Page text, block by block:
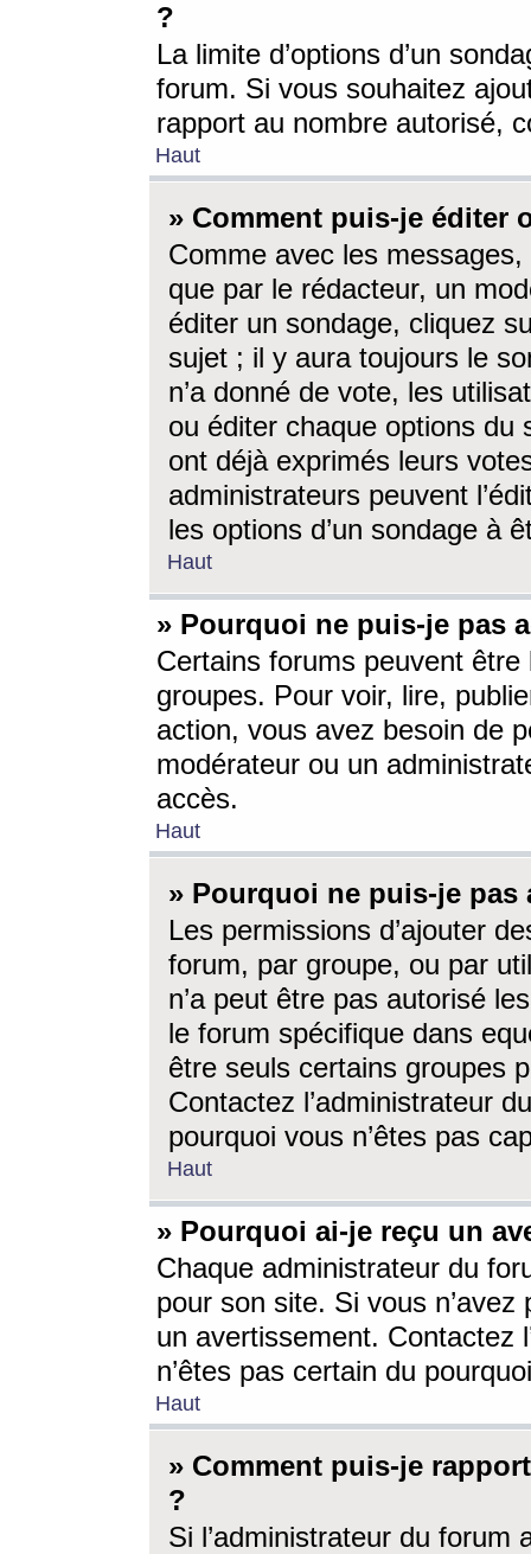
?
La limite d’options d’un
forum. Si vous souhaitez
rapport au nombre autorisé,
Haut
» Comment puis-je éditer
Comme avec les
que par le rédacteur, un
éditer un sondage, cliquez
sujet ; il y aura toujours le
n’a donné de vote, les
ou éditer chaque options du
ont déjà exprimés leurs
administrateurs peuvent
les options d’un sondage à
Haut
» Pourquoi ne puis-je pas
Certains forums peuvent être
groupes. Pour voir, lire,
action, vous avez besoin de
modérateur ou un
accès.
Haut
» Pourquoi ne puis-je
Les permissions d’ajouter
forum, par groupe, ou par
n’a peut être pas autorisé
le forum spécifique dans
être seuls certains groupes
Contactez l’administrateur
pourquoi vous n’êtes pas
Haut
» Pourquoi ai-je reçu un
Chaque administrateur du
pour son site. Si vous
un avertissement. Contactez
n’êtes pas certain du
Haut
» Comment puis-je
?
Si l’administrateur du forum